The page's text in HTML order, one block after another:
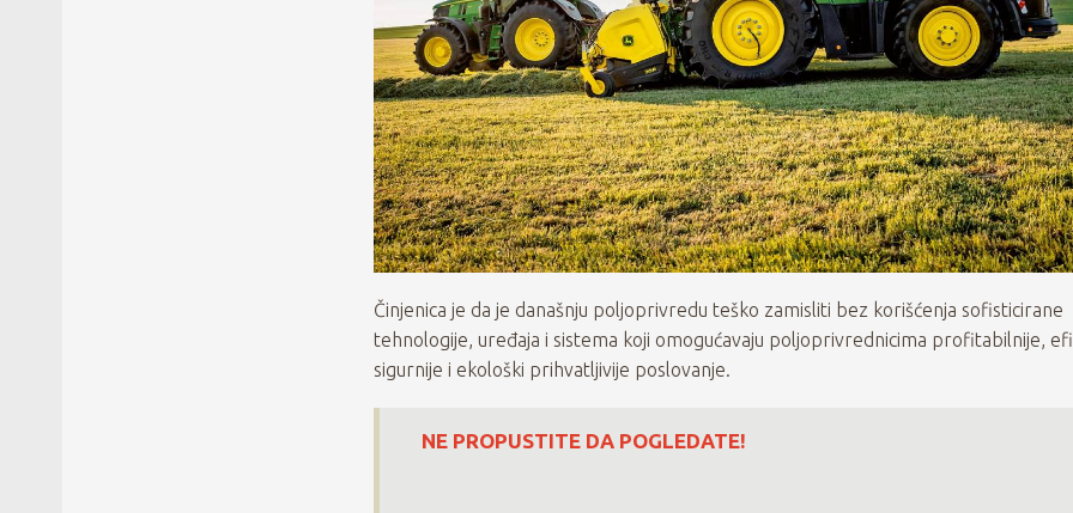
Činjenica je da je današnju poljoprivredu teško zamisliti bez korišćenja sofisticirane
tehnologije, uređaja i sistema koji omogućavaju poljoprivrednicima profitabilnije,
sigurnije i ekološki prihvatljivije poslovanje.
NE PROPUSTITE DA POGLEDATE!